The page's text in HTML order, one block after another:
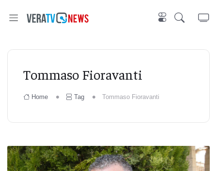
Tommaso Fioravanti
Home Tag Tommaso Fioravanti